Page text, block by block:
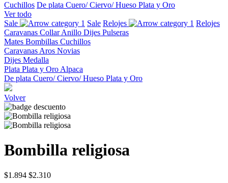
Cuchillos De plata Cuero/ Ciervo/ Hueso Plata y Oro
Ver todo
Sale
Sale Relojes
Relojes
Caravanas CollarAnillo Dijes Pulseras
Mates Bombillas Cuchillos
Caravanas Aros Novias
Dijes Medalla
Plata Plata y Oro Alpaca
De plata Cuero/ Ciervo/ Hueso Plata y Oro
Volver
Bombilla religiosa
$1.894 $2.310